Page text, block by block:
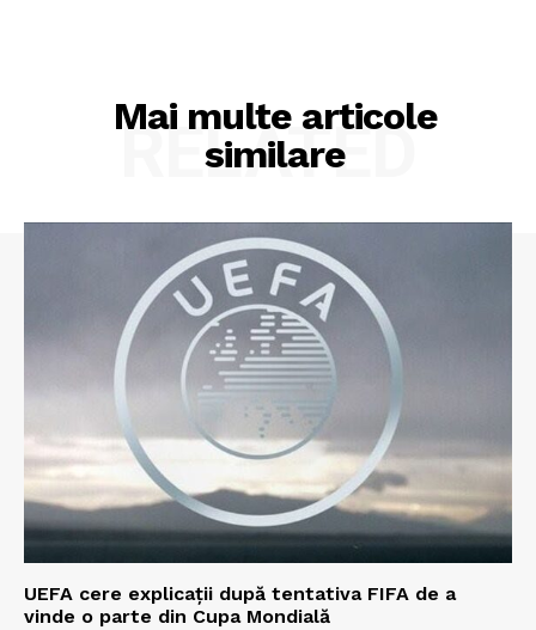
Mai multe articole
similare
RELATED
UEFA cere explicații după tentativa FIFA de a
vinde o parte din Cupa Mondială